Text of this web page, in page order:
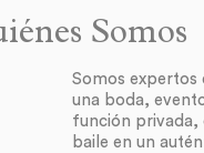
Somos
Somos expertos
una boda,
función privada,
baile en un